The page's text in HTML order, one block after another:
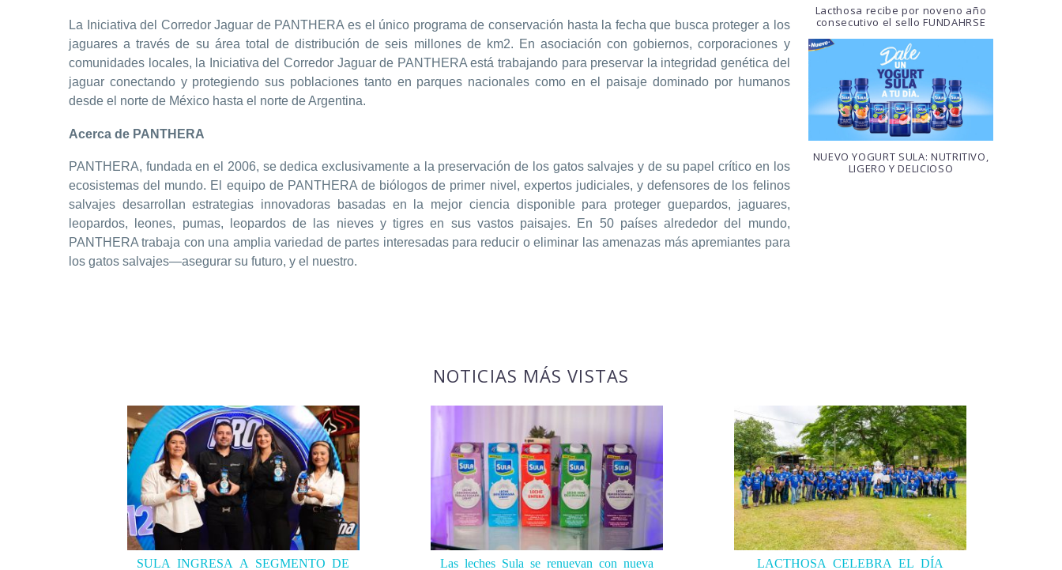
La Iniciativa del Corredor Jaguar de PANTHERA es el único programa de conservación hasta la fecha que busca proteger a los
jaguares a través de su área total de distribución de seis millones de km2. En asociación con gobiernos, corporaciones y
comunidades locales, la Iniciativa del Corredor Jaguar de PANTHERA está trabajando para preservar la integridad genética del
jaguar conectando y protegiendo sus poblaciones tanto en parques nacionales como en el paisaje dominado por humanos
desde el norte de México hasta el norte de Argentina.
Acerca de PANTHERA
PANTHERA, fundada en el 2006, se dedica exclusivamente a la preservación de los gatos salvajes y de su papel crítico en los
ecosistemas del mundo. El equipo de PANTHERA de biólogos de primer nivel, expertos judiciales, y defensores de los felinos
salvajes desarrollan estrategias innovadoras basadas en la mejor ciencia disponible para proteger guepardos, jaguares,
leopardos, leones, pumas, leopardos de las nieves y tigres en sus vastos paisajes. En 50 países alrededor del mundo,
PANTHERA trabaja con una amplia variedad de partes interesadas para reducir o eliminar las amenazas más apremiantes para
los gatos salvajes—asegurar su futuro, y el nuestro.
Lacthosa recibe por noveno año
consecutivo el sello FUNDAHRSE
NUEVO YOGURT SULA: NUTRITIVO,
LIGERO Y DELICIOSO
NOTICIAS MÁS VISTAS
SULA INGRESA A SEGMENTO DE
Las leches Sula se renuevan con nueva
LACTHOSA CELEBRA EL DÍA